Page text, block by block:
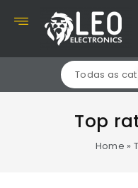
Todas as
Top
Home »